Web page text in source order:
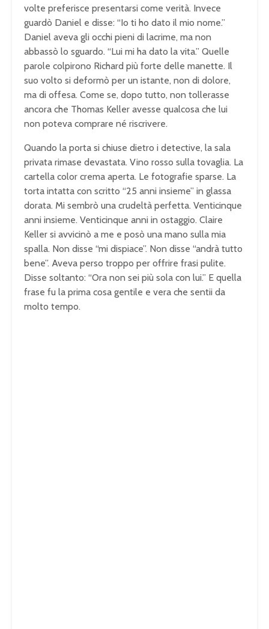
volte preferisce presentarsi come verità. Invece
guardò Daniel e disse: “Io ti ho dato il mio nome.”
Daniel aveva gli occhi pieni di lacrime, ma non
abbassò lo sguardo. “Lui mi ha dato la vita.” Quelle
parole colpirono Richard più forte delle manette. Il
suo volto si deformò per un istante, non di dolore,
ma di offesa. Come se, dopo tutto, non tollerasse
ancora che Thomas Keller avesse qualcosa che lui
non poteva comprare né riscrivere.
Quando la porta si chiuse dietro i detective, la sala
privata rimase devastata. Vino rosso sulla tovaglia. La
cartella color crema aperta. Le fotografie sparse. La
torta intatta con scritto “25 anni insieme” in glassa
dorata. Mi sembrò una crudeltà perfetta. Venticinque
anni insieme. Venticinque anni in ostaggio. Claire
Keller si avvicinò a me e posò una mano sulla mia
spalla. Non disse “mi dispiace”. Non disse “andrà tutto
bene”. Aveva perso troppo per offrire frasi pulite.
Disse soltanto: “Ora non sei più sola con lui.” E quella
frase fu la prima cosa gentile e vera che sentii da
molto tempo.